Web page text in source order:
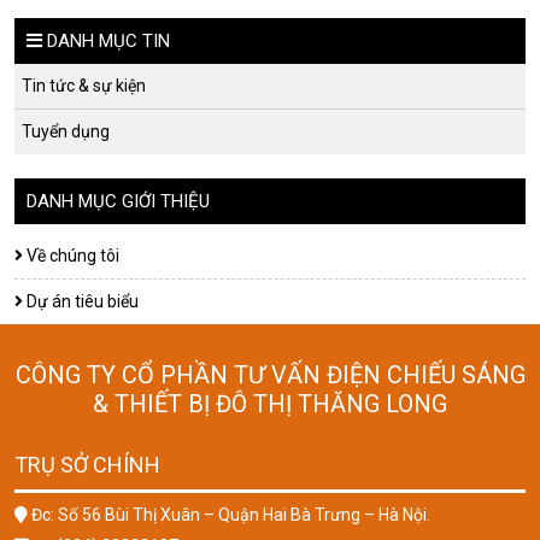
DANH MỤC TIN
Tin tức & sự kiện
Tuyển dụng
DANH MỤC GIỚI THIỆU
Về chúng tôi
Dự án tiêu biểu
CÔNG TY CỔ PHẦN TƯ VẤN ĐIỆN CHIẾU SÁNG
& THIẾT BỊ ĐÔ THỊ THĂNG LONG
TRỤ SỞ CHÍNH
Đc: Số 56 Bùi Thị Xuân – Quận Hai Bà Trưng – Hà Nội.